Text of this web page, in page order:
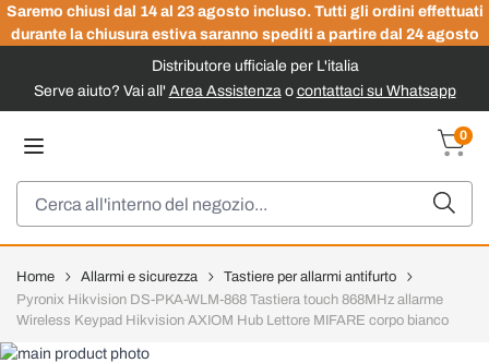
Saremo chiusi dal 14 al 23 agosto incluso. Tutti gli ordini effettuati
durante la chiusura estiva saranno spediti a partire dal 24 agosto
Distributore ufficiale per L'italia
Serve aiuto? Vai all' Area Assistenzao contattaci su Whatsapp
0
Home Allarmi e sicurezza
Tastiere per allarmi antifurto
Pyronix Hikvision DS-PKA-WLM-868 Tastiera touch 868MHz allarme
Wireless Keypad Hikvision AXIOM Hub Lettore MIFARE corpo bianco